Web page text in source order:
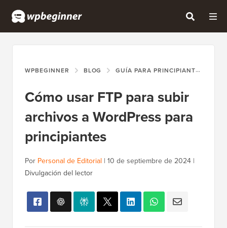
WPBEGINNER BLOG GUÍA PARA PRINCIPIANTES
Cómo usar FTP para subir
archivos a WordPress para
principiantes
Por Personal de Editorial | 10 de septiembre de 2024 |
Divulgación del lector